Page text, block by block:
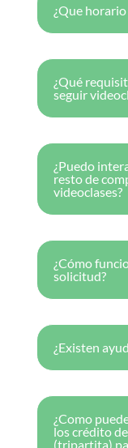
¿Que
¿Qué
seguir
¿Puedo
resto de
videoclases?
¿Cómo
solicitud?
¿Existen
¿Como
los crédito
(tripartita)